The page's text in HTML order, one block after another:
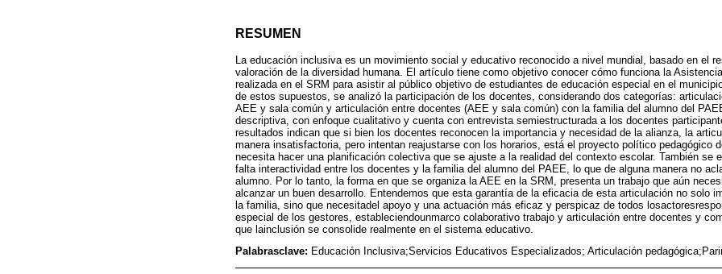
RESUMEN
La educación inclusiva es un movimiento social y educativo reconocido a nivel mundial, basado en el
valoración de la diversidad humana. El artículo tiene como objetivo conocer cómo funciona la
realizada en el SRM para asistir al público objetivo de estudiantes de educación especial en el
de estos supuestos, se analizó la participación de los docentes, considerando dos categorías:
AEE y sala común y articulación entre docentes (AEE y sala común) con la familia del alumno del
descriptiva, con enfoque cualitativo y cuenta con entrevista semiestructurada a los docentes
resultados indican que si bien los docentes reconocen la importancia y necesidad de la alianza, la
manera insatisfactoria, pero intentan reajustarse con los horarios, está el proyecto político pedagógico
necesita hacer una planificación colectiva que se ajuste a la realidad del contexto escolar. También se
falta interactividad entre los docentes y la familia del alumno del PAEE, lo que de alguna manera no
alumno. Por lo tanto, la forma en que se organiza la AEE en la SRM, presenta un trabajo que aún
alcanzar un buen desarrollo. Entendemos que esta garantía de la eficacia de esta articulación no solo
la familia, sino que necesitadel apoyo y una actuación más eficaz y perspicaz de todos
especial de los gestores, estableciendounmarco colaborativo trabajo y articulación entre docentes y
que lainclusión se consolide realmente en el sistema educativo.
Palabrasclave: Educación Inclusiva;Servicios Educativos Especializados; Articulación